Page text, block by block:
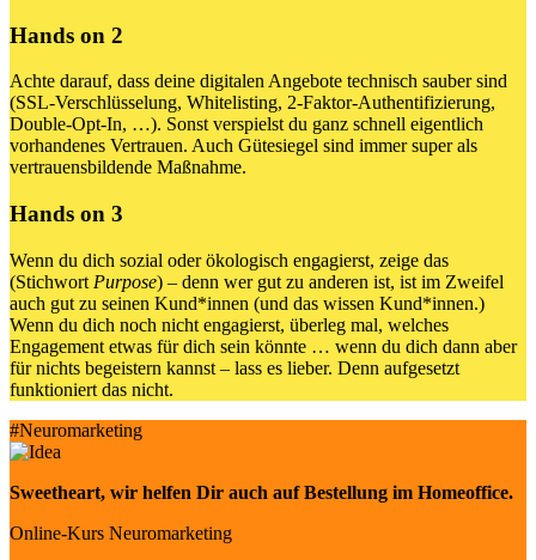
Hands on 2
Achte darauf, dass deine digitalen Angebote technisch sauber sind
(SSL-Verschlüsselung, Whitelisting, 2-Faktor-Authentifizierung,
Double-Opt-In, …). Sonst verspielst du ganz schnell eigentlich
vorhandenes Vertrauen. Auch Gütesiegel sind immer super als
vertrauensbildende Maßnahme.
Hands on 3
Wenn du dich sozial oder ökologisch engagierst, zeige das
(Stichwort Purpose) – denn wer gut zu anderen ist, ist im Zweifel
auch gut zu seinen Kund*innen (und das wissen Kund*innen.)
Wenn du dich noch nicht engagierst, überleg mal, welches
Engagement etwas für dich sein könnte … wenn du dich dann aber
für nichts begeistern kannst – lass es lieber. Denn aufgesetzt
funktioniert das nicht.
#Neuromarketing
Sweetheart, wir helfen Dir auch auf Bestellung im Homeoffice.
Online-Kurs Neuromarketing